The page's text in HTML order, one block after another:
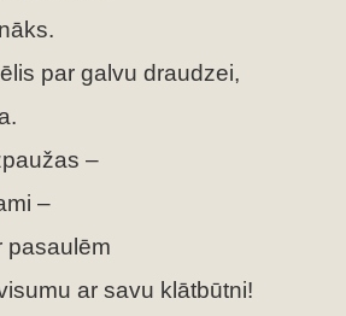
par galvu draudzei,
–
–
pasaulēm
ar savu klātbūtni!